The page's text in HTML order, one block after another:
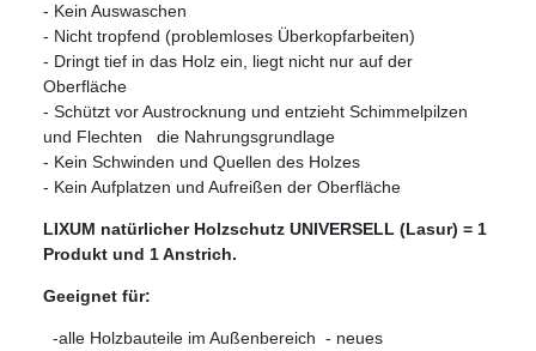
- Kein Auswaschen
- Nicht tropfend (problemloses Überkopfarbeiten)
- Dringt tief in das Holz ein, liegt nicht nur auf der
Oberfläche
- Schützt vor Austrocknung und entzieht Schimmelpilzen
und Flechten die Nahrungsgrundlage
- Kein Schwinden und Quellen des Holzes
- Kein Aufplatzen und Aufreißen der Oberfläche
LIXUM natürlicher Holzschutz UNIVERSELL (Lasur) = 1
Produkt und 1 Anstrich.
Geeignet für:
-alle Holzbauteile im Außenbereich - neues